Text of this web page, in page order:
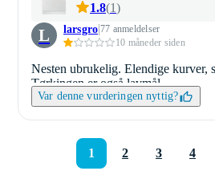
1.8(1)
L larsgro 77 anmeldelser
10 måneder siden
Nesten ubrukelig. Elendige kurver,
Tørkingen er også lavmål.
Var denne vurderingen nyttig?
1 2 3 4